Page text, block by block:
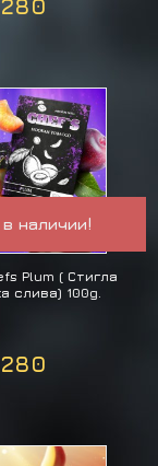
280
наличии!
Plum ( Стигла
слива) 100g.
280